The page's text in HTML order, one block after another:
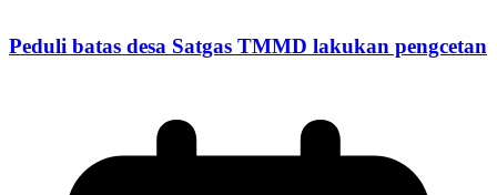
Peduli batas desa Satgas TMMD lakukan pengcetan